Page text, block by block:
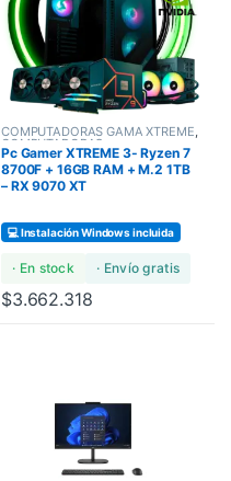
COMPUTADORAS GAMA XTREME,
COMPUTADORAS
COMPUTADORAS GAMA ULTRA ,
COMPUTADORAS GAMERS
Pc Gamer XTREME 3- Ryzen 7
8700F + 16GB RAM + M.2 1TB
– RX 9070 XT
💻 Instalación Windows incluida
· En stock · Envío gratis
$3.662.318